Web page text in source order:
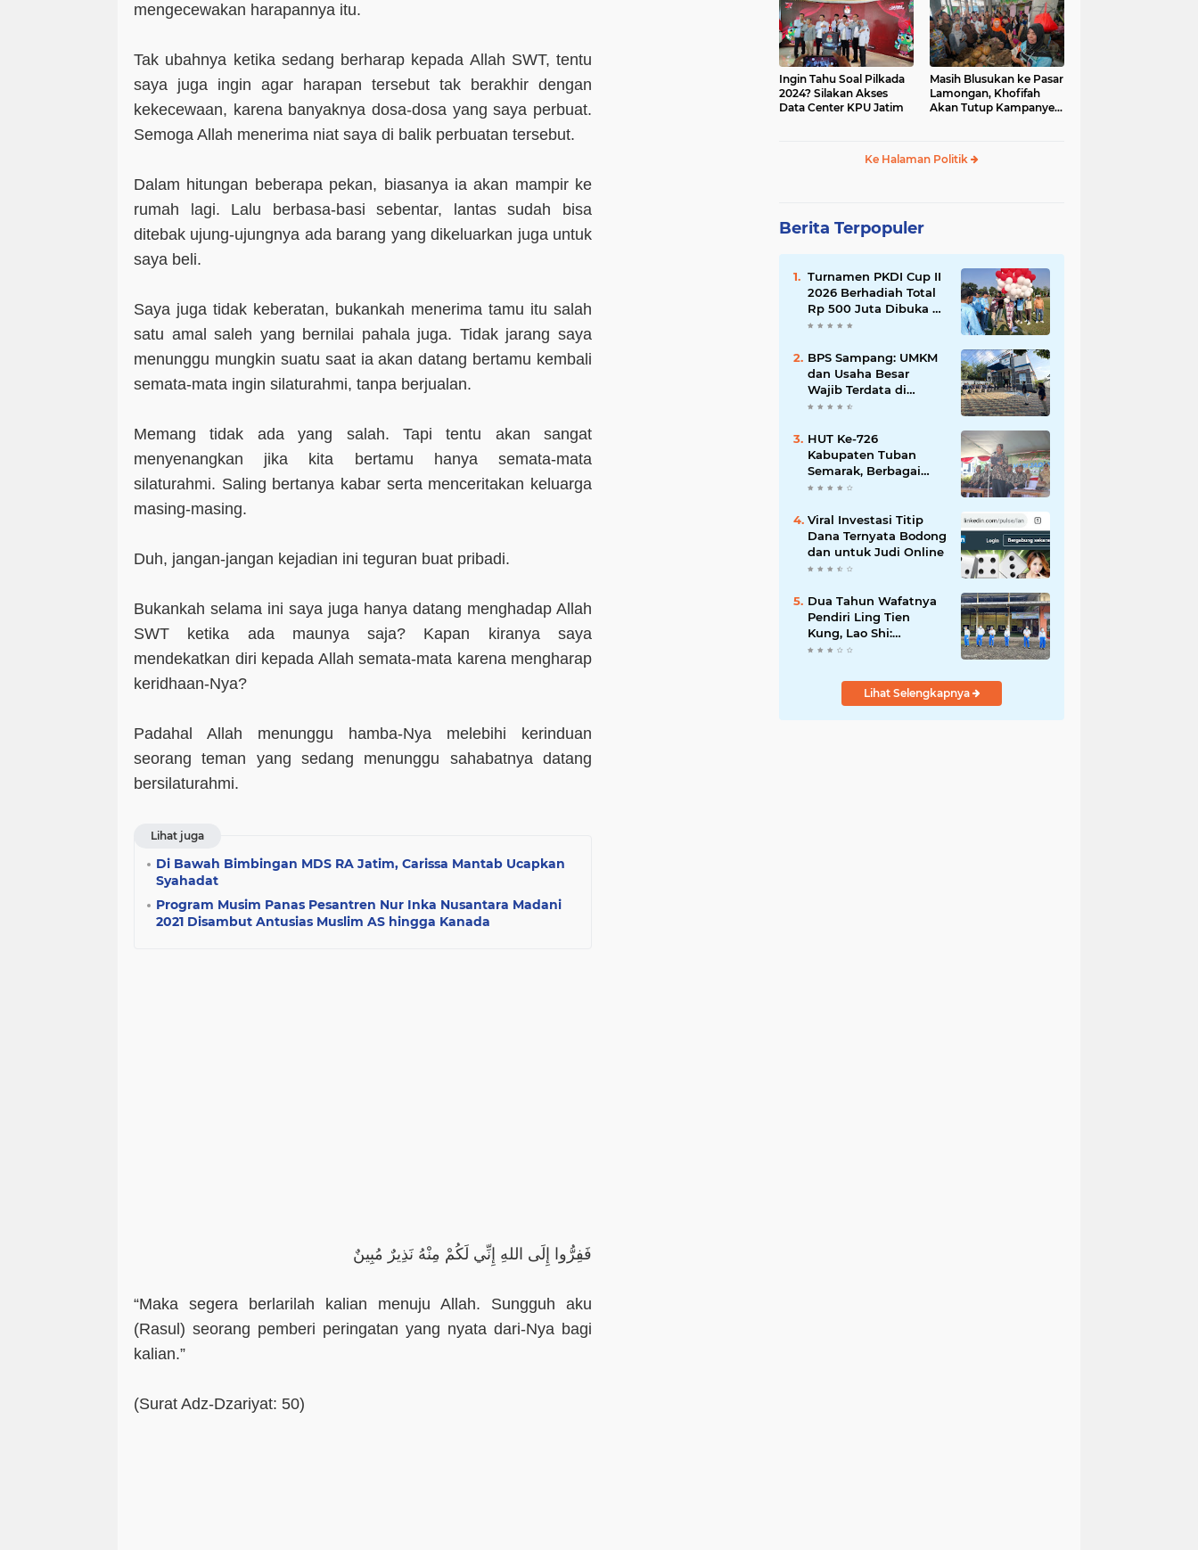
mengecewakan harapannya itu.
Tak ubahnya ketika sedang berharap kepada Allah SWT, tentu
saya juga ingin agar harapan tersebut tak berakhir dengan
kekecewaan, karena banyaknya dosa-dosa yang saya perbuat.
Semoga Allah menerima niat saya di balik perbuatan tersebut.
Dalam hitungan beberapa pekan, biasanya ia akan mampir ke
rumah lagi. Lalu berbasa-basi sebentar, lantas sudah bisa
ditebak ujung-ujungnya ada barang yang dikeluarkan juga untuk
saya beli.
Saya juga tidak keberatan, bukankah menerima tamu itu salah
satu amal saleh yang bernilai pahala juga. Tidak jarang saya
menunggu mungkin suatu saat ia akan datang bertamu kembali
semata-mata ingin silaturahmi, tanpa berjualan.
Memang tidak ada yang salah. Tapi tentu akan sangat
menyenangkan jika kita bertamu hanya semata-mata
silaturahmi. Saling bertanya kabar serta menceritakan keluarga
masing-masing.
Duh, jangan-jangan kejadian ini teguran buat pribadi.
Bukankah selama ini saya juga hanya datang menghadap Allah
SWT ketika ada maunya saja? Kapan kiranya saya
mendekatkan diri kepada Allah semata-mata karena mengharap
keridhaan-Nya?
Padahal Allah menunggu hamba-Nya melebihi kerinduan
seorang teman yang sedang menunggu sahabatnya datang
bersilaturahmi.
Lihat juga
Di Bawah Bimbingan MDS RA Jatim, Carissa Mantab Ucapkan
Syahadat
Program Musim Panas Pesantren Nur Inka Nusantara Madani
2021 Disambut Antusias Muslim AS hingga Kanada
فَفِرُّوا إِلَى اللهِ إِنِّي لَكُمْ مِنْهُ نَذِيرٌ مُبِينٌ
“Maka segera berlarilah kalian menuju Allah. Sungguh aku
(Rasul) seorang pemberi peringatan yang nyata dari-Nya bagi
kalian.”
(Surat Adz-Dzariyat: 50)
Ingin Tahu Soal Pilkada
2024? Silakan Akses
Data Center KPU Jatim
Masih Blusukan ke Pasar
Lamongan, Khofifah
Akan Tutup Kampanye
Ke Halaman Politik
Berita Terpopuler
Turnamen PKDI Cup II
2026 Berhadiah Total
Rp 500 Juta Dibuka di
Jombang, Ketua PKDI
Mahdi: Ajang
Silaturrahmi dan
Media Komunikasi
Antar-Kades untuk
BPS Sampang: UMKM
dan Usaha Besar
Wajib Terdata di
Sensus Ekonomi 2026,
Sasaran
HUT Ke-726
Kabupaten Tuban
Semarak, Berbagai
Prestasinya Pun
Viral Investasi Titip
Dana Ternyata Bodong
dan untuk Judi Online
Dua Tahun Wafatnya
Pendiri Ling Tien
Kung, Lao Shi:
Amanah Harus Kita
Lihat Selengkapnya